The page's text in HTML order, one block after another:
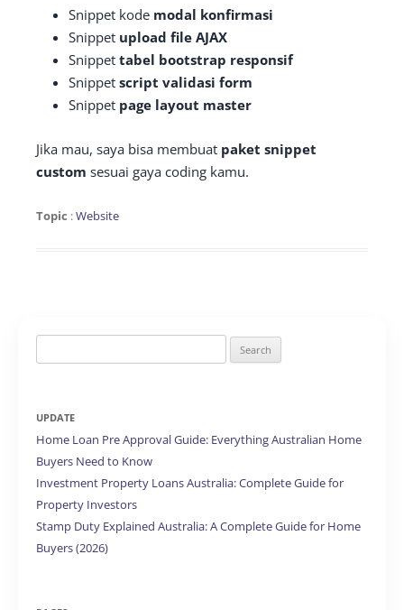
Snippet kode modal konfirmasi
Snippet upload file AJAX
Snippet tabel bootstrap responsif
Snippet script validasi form
Snippet page layout master
Jika mau, saya bisa membuat paket snippet
custom sesuai gaya coding kamu.
Topic :Website
for:
UPDATE
Home Loan Pre Approval Guide: Everything Australian Home
Buyers Need to Know
Investment Property Loans Australia: Complete Guide for
Property Investors
Stamp Duty Explained Australia: A Complete Guide for Home
Buyers (2026)